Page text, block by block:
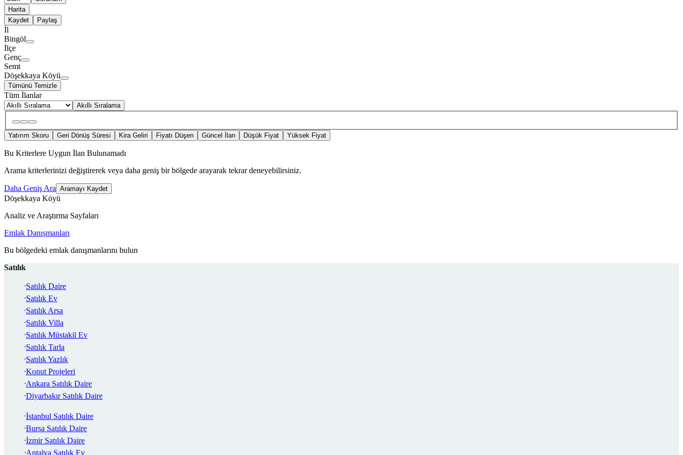
Harita
Kaydet
Paylaş
İl
Bingöl
İlçe
Genç
Semt
Döşekkaya Köyü
Tümünü Temizle
Tüm İlanlar
Akıllı Sıralama
Yatırım Skoru Geri Dönüş Süresi Kira Geliri Fiyatı Düşen Güncel İlan Düşük Fiyat Yüksek Fiyat
Bu Kriterlere Uygun İlan Bulunamadı
Arama kriterlerinizi değiştirerek veya daha geniş bir bölgede arayarak tekrar deneyebilirsiniz.
Daha Geniş Ara Aramayı Kaydet
Döşekkaya Köyü
Analiz ve Araştırma Sayfaları
Emlak Danışmanları
Bu bölgedeki emlak danışmanlarını bulun
Satılık
Satılık Daire
Satılık Ev
Satılık Arsa
Satılık Villa
Satılık Müstakil Ev
Satılık Tarla
Satılık Yazlık
Konut Projeleri
Ankara Satılık Daire
Diyarbakır Satılık Daire
İstanbul Satılık Daire
Bursa Satılık Daire
İzmir Satılık Daire
Antalya Satılık Ev